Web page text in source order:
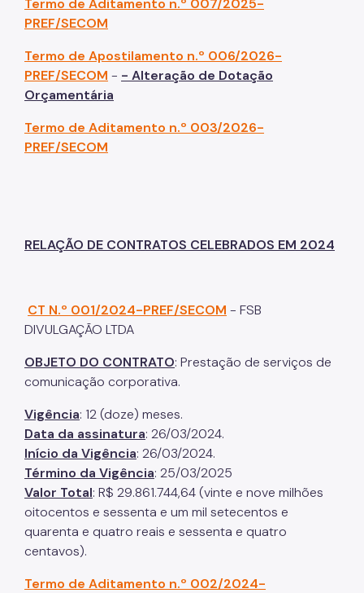
Termo de Aditamento n.º 007/2025-
PREF/SECOM
Termo de Apostilamento n.º 006/2026-
PREF/SECOM - - Alteração de Dotação
Orçamentária
Termo de Aditamento n.º 003/2026-
PREF/SECOM
RELAÇÃO DE CONTRATOS CELEBRADOS EM 2024
CT N.º 001/2024-PREF/SECOM - FSB
DIVULGAÇÃO LTDA
OBJETO DO CONTRATO: Prestação de serviços de
comunicação corporativa.
Vigência: 12 (doze) meses.
Data da assinatura: 26/03/2024.
Início da Vigência: 26/03/2024.
Término da Vigência: 25/03/2025
Valor Total: R$ 29.861.744,64 (vinte e nove milhões
oitocentos e sessenta e um mil setecentos e
quarenta e quatro reais e sessenta e quatro
centavos).
Termo de Aditamento n.º 002/2024-